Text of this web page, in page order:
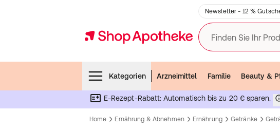
Newsletter - 12 %
Finden Sie Ihr
Kategorien
Arzneimittel Familie Beauty &
E-Rezept-Rabatt: Automatisch bis zu 20 € sparen.
Home Ernährung & Abnehmen Ernährung Getränke